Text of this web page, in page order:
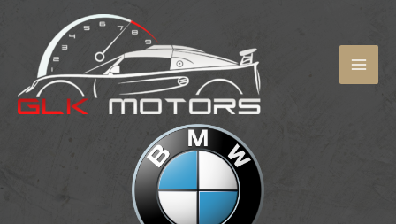
contenu